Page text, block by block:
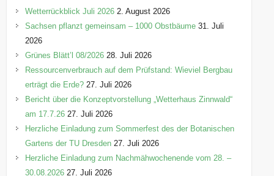
o
r
e
n
Wetterrückblick Juli 2026 2. August 2026
Sachsen pflanzt gemeinsam – 1000 Obstbäume 31. Juli
2026
Grünes Blätt’l 08/2026 28. Juli 2026
Ressourcenverbrauch auf dem Prüfstand: Wieviel Bergbau
erträgt die Erde? 27. Juli 2026
Bericht über die Konzeptvorstellung „Wetterhaus Zinnwald“
am 17.7.26 27. Juli 2026
Herzliche Einladung zum Sommerfest des der Botanischen
Gartens der TU Dresden 27. Juli 2026
Herzliche Einladung zum Nachmähwochenende vom 28. –
30.08.2026 27. Juli 2026